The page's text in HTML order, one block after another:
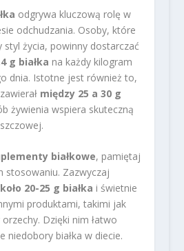
odgrywa kluczową rolę w
odchudzania. Osoby, które
styl życia, powinny dostarczać
g białka na każdy kilogram
dnia. Istotne jest również to,
między 25 a 30 g
żywienia wspiera skuteczną
białkowe, pamiętaj
stosowaniu. Zazwyczaj
20-25 g białka i świetnie
produktami, takimi jak
Dzięki nim łatwo
niedobory białka w diecie.